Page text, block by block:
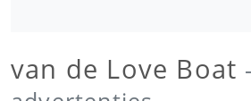
van de Love Boat -